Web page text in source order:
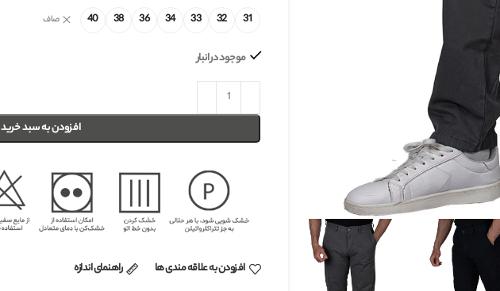
31
32
33
34
36
38
40 صاف
موجود در انبار
افزودن به سبد خرید
افزودن به علاقه مندی ها راهنمای اندازه